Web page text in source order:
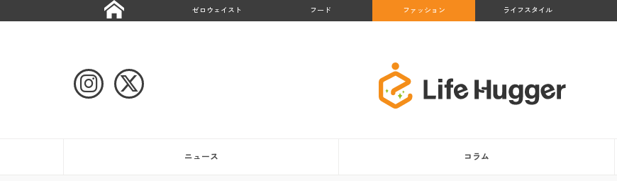
ゼロウェイスト フード ファッション ライフスタイル
ニュース コラム